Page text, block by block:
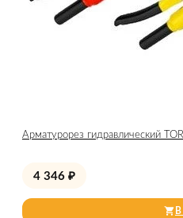
Арматурорез гидравлический
4 346 ₽